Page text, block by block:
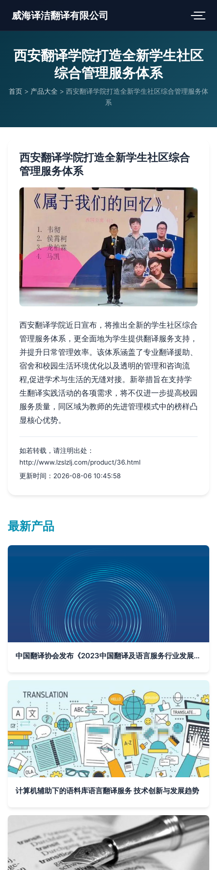
威海译洁翻译有限公司
西安翻译学院打造全新学生社区
综合管理服务体系
首页 > 产品大全 > 西安翻译学院打造全新学生社区综合管理服务体
系
西安翻译学院打造全新学生社区综合
管理服务体系
西安翻译学院近日宣布，将推出全新的学生社区综合
管理服务体系，更全面地为学生提供翻译服务支持，
并提升日常管理效率。该体系涵盖了专业翻译援助、
宿舍和校园生活环境优化以及透明的管理和咨询流
程,促进学术与生活的无缝对接。新举措旨在支持学
生翻译实践活动的各项需求，将不仅进一步提高校园
服务质量，同区域为教师的先进管理模式中的榜样凸
显核心优势。
如若转载，请注明出处：
http://www.lzslzlj.com/product/36.html
更新时间：2026-08-06 10:45:58
最新产品
中国翻译协会发布《2023中国翻译及语言服务行业发展报告》和《2023全球翻译及语言服务行业发展报告》
计算机辅助下的语料库语言翻译服务 技术创新与发展趋势